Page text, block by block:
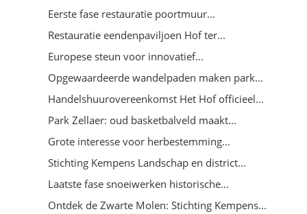
Eerste fase restauratie poortmuur...
Restauratie eendenpaviljoen Hof ter...
Europese steun voor innovatief...
Opgewaardeerde wandelpaden maken park...
Handelshuurovereenkomst Het Hof officieel...
Park Zellaer: oud basketbalveld maakt...
Grote interesse voor herbestemming...
Stichting Kempens Landschap en district...
Laatste fase snoeiwerken historische...
Ontdek de Zwarte Molen: Stichting Kempens...